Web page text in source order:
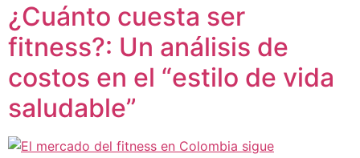
¿Cuánto cuesta ser
fitness?: Un análisis de
costos en el “estilo de vida
saludable”